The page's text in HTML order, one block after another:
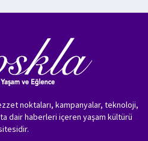
noktaları, kampanyalar, teknoloji,
dair haberleri içeren yaşam kültürü